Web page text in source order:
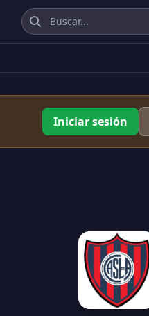
Iniciar sesión